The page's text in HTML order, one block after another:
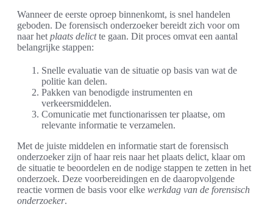
Wanneer de eerste oproep binnenkomt, is snel handelen
geboden. De forensisch onderzoeker bereidt zich voor om
naar het plaats delictte gaan. Dit proces omvat een aantal
belangrijke stappen:
Snelle evaluatie van de situatie op basis van wat de
politie kan delen.
Pakken van benodigde instrumenten en
verkeersmiddelen.
Comunicatie met functionarissen ter plaatse, om
relevante informatie te verzamelen.
Met de juiste middelen en informatie start de forensisch
onderzoeker zijn of haar reis naar het plaats delict, klaar om
de situatie te beoordelen en de nodige stappen te zetten in het
onderzoek. Deze voorbereidingen en de daaropvolgende
reactie vormen de basis voor elke werkdag van de forensisch
onderzoeker.